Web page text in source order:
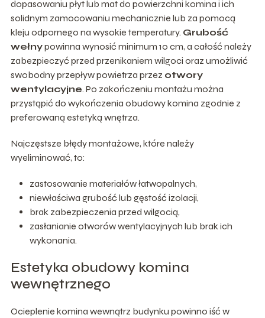
dopasowaniu płyt lub mat do powierzchni komina i ich
solidnym zamocowaniu mechanicznie lub za pomocą
kleju odpornego na wysokie temperatury. Grubość
wełnypowinna wynosić minimum 10 cm, a całość należy
zabezpieczyć przed przenikaniem wilgoci oraz umożliwić
swobodny przepływ powietrza przez otwory
wentylacyjne. Po zakończeniu montażu można
przystąpić do wykończenia obudowy komina zgodnie z
preferowaną estetyką wnętrza.
Najczęstsze błędy montażowe, które należy
wyeliminować, to:
zastosowanie materiałów łatwopalnych,
niewłaściwa grubość lub gęstość izolacji,
brak zabezpieczenia przed wilgocią,
zasłanianie otworów wentylacyjnych lub brak ich
wykonania.
Estetyka obudowy komina
wewnętrznego
Ocieplenie komina wewnątrz budynku powinno iść w